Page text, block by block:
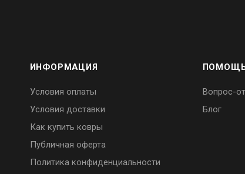
ИНФОРМАЦИЯ
Условия оплаты
Условия доставки
Как купить ковры
Публичная оферта
Политика конфиденциальности
Вопрос-
Блог